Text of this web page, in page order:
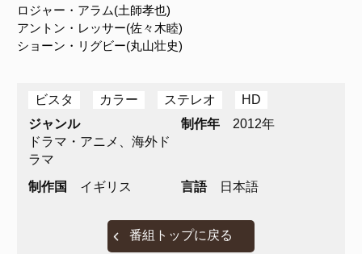
ロジャー・アラム(土師孝也)
アントン・レッサー(佐々木睦)
ショーン・リグビー(丸山壮史)
ビスタ カラー ステレオ
HD
ジャンル
ドラマ・アニメ、海外ド
ラマ
制作年 2012年
制作国 イギリス 言語 日本語
番組トップに戻る